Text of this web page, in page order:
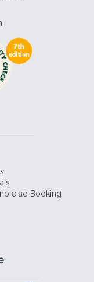
e ao Booking